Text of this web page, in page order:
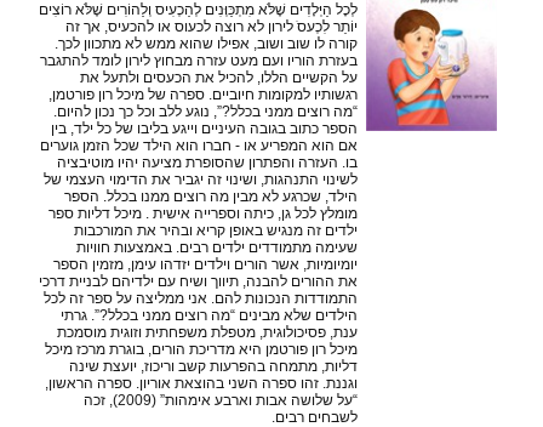
לְכָל הַיְּלָדִים שֶׁלֹּא מִתְכַּוְּנִים לְהַכְעִיס וְלַהוֹרִים שֶׁלֹּא רוֹצִים
יוֹתֵר לִכְעסֹ לירון לא רוצה לכעוס או להכעיס, אך זה
קורה לו שוב ושוב, אפילו שהוא ממש לא מתכוון לכך.
בעזרת הוריו ועם מעט עזרה מבחוץ לירון לומד להתגבר
על הקשיים הללו, להכיל את הכעסים ולתעל את
רגשותיו למקומות חיוביים. ספרה של מיכל רון פורטמן,
“מה רוצים ממני בכלל?”, נוגע ללב וכל כך נכון להיום.
הספר כתוב בגובה העיניים וייגע בליבו של כל ילד, בין
אם הוא המפריע או - חברו הוא הילד שכל הזמן גוערים
בו. העזרה והפתרון שהסופרת מציעה יהיו מוטיבציה
לשינוי התנהגות, ושינוי זה יגביר את הדימוי העצמי של
הילד, שכרגע לא מבין מה רוצים ממנו בכלל. הספר
מומלץ לכל גן, כיתה וספרייה אישית . מיכל דליות ספר
ילדים זה מנגיש באופן קריא ובהיר את המורכבות
שעימה מתמודדים ילדים רבים. באמצעות חוויות
יומיומיות, אשר הורים וילדים יזדהו עימן, מזמין הספר
את ההורים להבנה, תיווך ושיח עם ילדיהם לבניית דרכי
התמודדות הנכונות להם. אני ממליצה על ספר זה לכל
הילדים שלא מבינים “מה רוצים ממני בכלל?”. גרתי
ענת, פסיכולוגית, מטפלת משפחתית וזוגית מוסמכת
מיכל רון פורטמן היא מדריכת הורים, בוגרת מרכז מיכל
דליות, מתמחה בהפרעות קשב וריכוז, יועצת שינה
וגננת. זהו ספרה השני בהוצאת אוריון. ספרה הראשון,
“על שלושה אבות וארבע אימהות” (2009), זכה
לשבחים רבים.